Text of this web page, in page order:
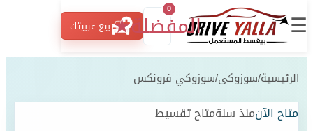
☰ المفضلة
0
★ بيع عربيتك
الرئيسية/سوزوكى/سوزوكي فرونكس
متاح الآنمنذ سنةمتاح تقسيط